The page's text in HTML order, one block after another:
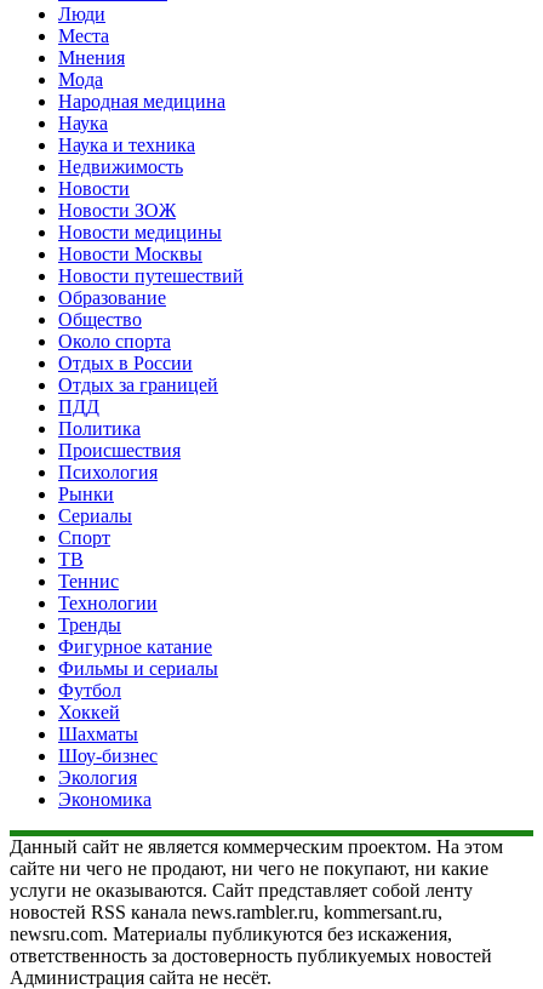
Люди
Места
Мнения
Мода
Народная медицина
Наука
Наука и техника
Недвижимость
Новости
Новости ЗОЖ
Новости медицины
Новости Москвы
Новости путешествий
Образование
Общество
Около спорта
Отдых в России
Отдых за границей
ПДД
Политика
Происшествия
Психология
Рынки
Сериалы
Спорт
ТВ
Теннис
Технологии
Тренды
Фигурное катание
Фильмы и сериалы
Футбол
Хоккей
Шахматы
Шоу-бизнес
Экология
Экономика
Данный сайт не является коммерческим проектом. На этом
сайте ни чего не продают, ни чего не покупают, ни какие
услуги не оказываются. Сайт представляет собой ленту
новостей RSS канала news.rambler.ru, kommersant.ru,
newsru.com. Материалы публикуются без искажения,
ответственность за достоверность публикуемых новостей
Администрация сайта не несёт.